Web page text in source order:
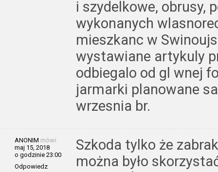
i szydelkowe, obrusy,
wykonanych
mieszkanc w
wystawiane artykuly
odbiegalo od gl wnej
jarmarki planowane
wrzesnia br.
ANONIM mówi:
maj 15, 2018
o godzinie 23:00
Odpowiedz
Szkoda tylko że
można było